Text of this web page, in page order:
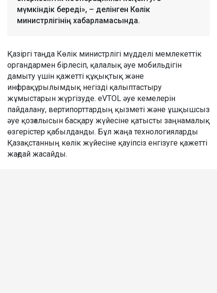
мүмкіндік береді», – делінген Көлік
министрлігінің хабарламасында.
Қазіргі таңда Көлік министрлігі мүдделі мемлекеттік
органдармен бірлесіп, қалалық әуе мобильдігін
дамыту үшін қажетті құқықтық және
инфрақұрылымдық негізді қалыптастыру
жұмыстарын жүргізуде. eVTOL әуе кемелерін
пайдалану, вертипорттардың қызметі және ұшқышсыз
әуе қозғалысын басқару жүйесіне қатысты заңнамалық
өзгерістер қабылданды. Бұл жаңа технологияларды
Қазақстанның көлік жүйесіне қауіпсіз енгізуге қажетті
жағдай жасайды.